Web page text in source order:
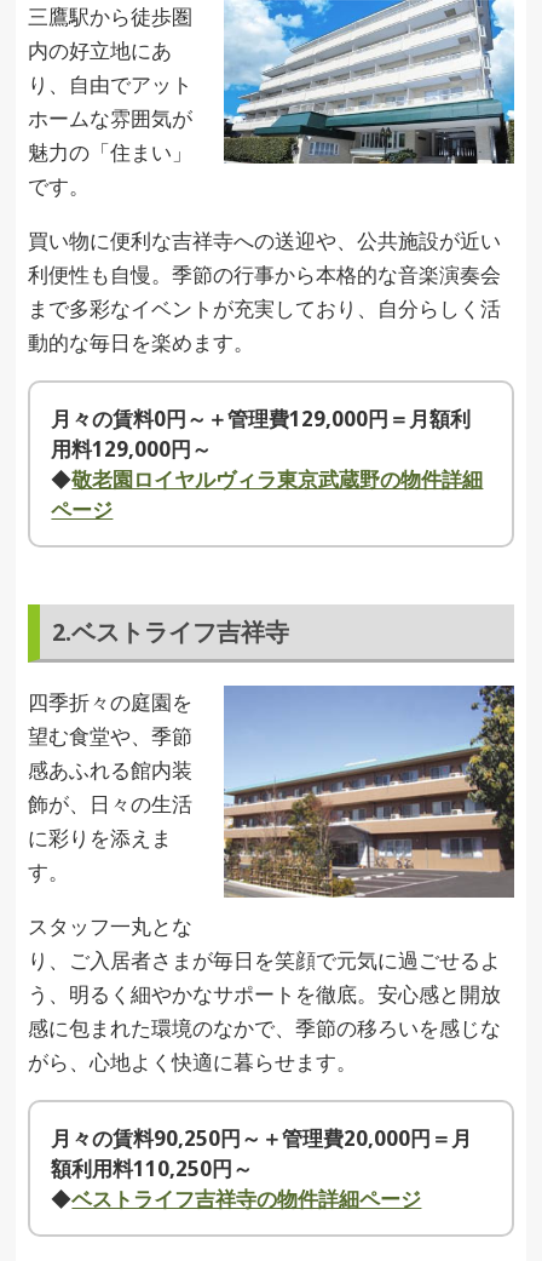
三鷹駅から徒歩圏
内の好立地にあ
り、自由でアット
ホームな雰囲気が
魅力の「住まい」
です。
買い物に便利な吉祥寺への送迎や、公共施設が近い
利便性も自慢。季節の行事から本格的な音楽演奏会
まで多彩なイベントが充実しており、自分らしく活
動的な毎日を楽めます。
月々の賃料0円～＋管理費129,000円＝月額利
用料129,000円～
◆敬老園ロイヤルヴィラ東京武蔵野の物件詳細
ページ
2.ベストライフ吉祥寺
四季折々の庭園を
望む食堂や、季節
感あふれる館内装
飾が、日々の生活
に彩りを添えま
す。
スタッフ一丸とな
り、ご入居者さまが毎日を笑顔で元気に過ごせるよ
う、明るく細やかなサポートを徹底。安心感と開放
感に包まれた環境のなかで、季節の移ろいを感じな
がら、心地よく快適に暮らせます。
月々の賃料90,250円～＋管理費20,000円＝月
額利用料110,250円～
◆ベストライフ吉祥寺の物件詳細ページ